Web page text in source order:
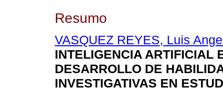
Resumo
VASQUEZ REYES, Luis
INTELIGENCIA ARTIFICIAL
DESARROLLO DE
INVESTIGATIVAS EN